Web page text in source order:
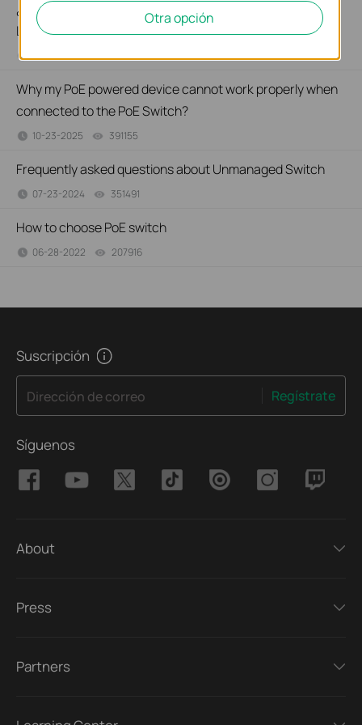
¿Cómo configurar una red POE mediante el uso de TP-
Link productos POE?
10-06-2011 325723views
Why my PoE powered device cannot work properly when
connected to the PoE Switch?
10-23-2025 391155
Frequently asked questions about Unmanaged Switch
07-23-2024 351491
How to choose PoE switch
06-28-2022 207916
Suscripción
Dirección de correo Regístrate
Síguenos
About
Press
Partners
Otra opción